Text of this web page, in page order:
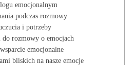
emocjonalnym
podczas rozmowy
i potrzeby
do rozmowy o emocjach
emocjonalne
bliskich na nasze emocje